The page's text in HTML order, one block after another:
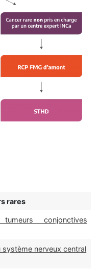
rares
conjonctives
système nerveux central